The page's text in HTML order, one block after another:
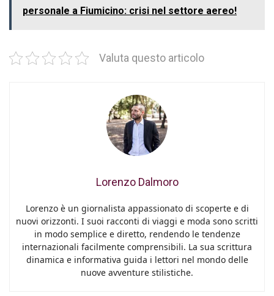
personale a Fiumicino: crisi nel settore aereo!
Valuta questo articolo
Lorenzo Dalmoro
Lorenzo è un giornalista appassionato di scoperte e di
nuovi orizzonti. I suoi racconti di viaggi e moda sono scritti
in modo semplice e diretto, rendendo le tendenze
internazionali facilmente comprensibili. La sua scrittura
dinamica e informativa guida i lettori nel mondo delle
nuove avventure stilistiche.